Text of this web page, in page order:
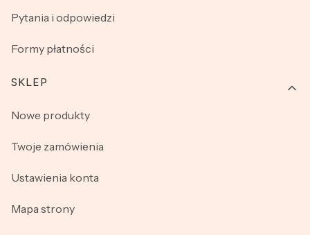
Pytania i odpowiedzi
Formy płatności
SKLEP
Nowe produkty
Twoje zamówienia
Ustawienia konta
Mapa strony